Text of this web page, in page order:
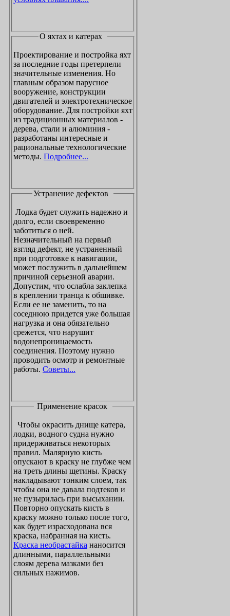
О яхтах и катерах
Проектирование и постройка яхт
за последние годы претерпели
значительные изменения. Но
главным образом парусное
вооружение, конструкции
двигателей и электротехническое
оборудование. Для постройки яхт
из традиционных материалов -
дерева, стали и алюминия -
разработаны интересные и
рациональные технологические
методы. Подробнее...
Устранение дефектов
Лодка будет служить надежно и
долго, если своевременно
заботиться о ней.
Незначительный на первый
взгляд дефект, не устраненный
при подготовке к навигации,
может послужить в дальнейшем
причиной серьезной аварии.
Допустим, что ослабла заклепка
в креплении транца к обшивке.
Если ее не заменить, то на
соседнюю придется уже большая
нагрузка и она обязательно
срежется, что нарушит
водонепроницаемость
соединения. Поэтому нужно
проводить осмотр и ремонтные
работы. Советы...
Применение красок
лодки, водного судна нужно
придерживаться некоторых
правил. Малярную кисть
опускают в краску не глубже чем
на треть длины щетины. Краску
накладывают тонким слоем, так
чтобы она не давала подтеков и
не пузырилась при высыхании.
Повторно опускать кисть в
краску можно только после того,
как будет израсходована вся
краска, набранная на кисть.
Краска необрастайка
длинными, параллельными
слоям дерева мазками без
сильных нажимов.